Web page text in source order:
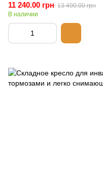
11 240.00 грн 13 400.00 грн
В наличии